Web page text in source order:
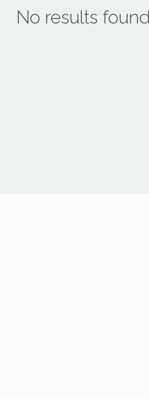
No results